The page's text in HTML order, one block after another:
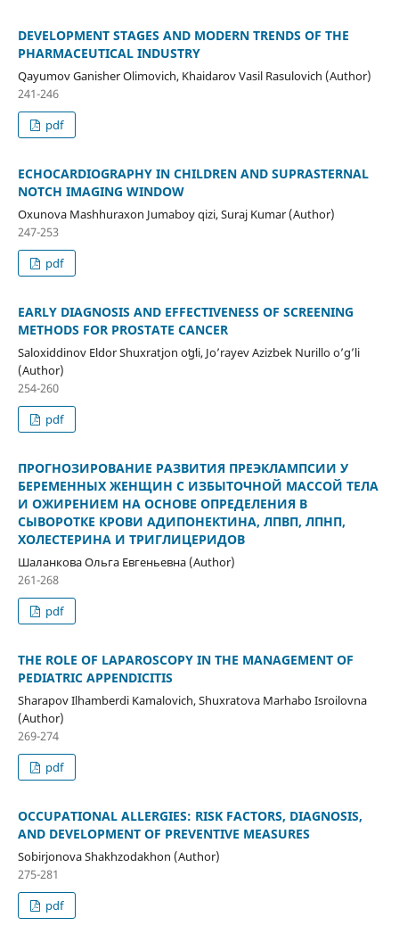
DEVELOPMENT STAGES AND MODERN TRENDS OF THE
PHARMACEUTICAL INDUSTRY
Qayumov Ganisher Olimovich, Khaidarov Vasil Rasulovich (Author)
241-246
pdf
ECHOCARDIOGRAPHY IN CHILDREN AND SUPRASTERNAL
NOTCH IMAGING WINDOW
Oxunova Mashhuraxon Jumaboy qizi, Suraj Kumar (Author)
247-253
pdf
EARLY DIAGNOSIS AND EFFECTIVENESS OF SCREENING
METHODS FOR PROSTATE CANCER
Saloxiddinov Eldor Shuxratjon oʻgʻli, Jo’rayev Azizbek Nurillo o’g’li
(Author)
254-260
pdf
ПРОГНОЗИРОВАНИЕ РАЗВИТИЯ ПРЕЭКЛАМПСИИ У
БЕРЕМЕННЫХ ЖЕНЩИН С ИЗБЫТОЧНОЙ МАССОЙ ТЕЛА
И ОЖИРЕНИЕМ НА ОСНОВЕ ОПРЕДЕЛЕНИЯ В
СЫВОРОТКЕ КРОВИ АДИПОНЕКТИНА, ЛПВП, ЛПНП,
ХОЛЕСТЕРИНА И ТРИГЛИЦЕРИДОВ
Шаланкова Ольга Евгеньевна (Author)
261-268
pdf
THE ROLE OF LAPAROSCOPY IN THE MANAGEMENT OF
PEDIATRIC APPENDICITIS
Sharapov Ilhamberdi Kamalovich, Shuxratova Marhabo Isroilovna
(Author)
269-274
pdf
OCCUPATIONAL ALLERGIES: RISK FACTORS, DIAGNOSIS,
AND DEVELOPMENT OF PREVENTIVE MEASURES
Sobirjonova Shakhzodakhon (Author)
275-281
pdf